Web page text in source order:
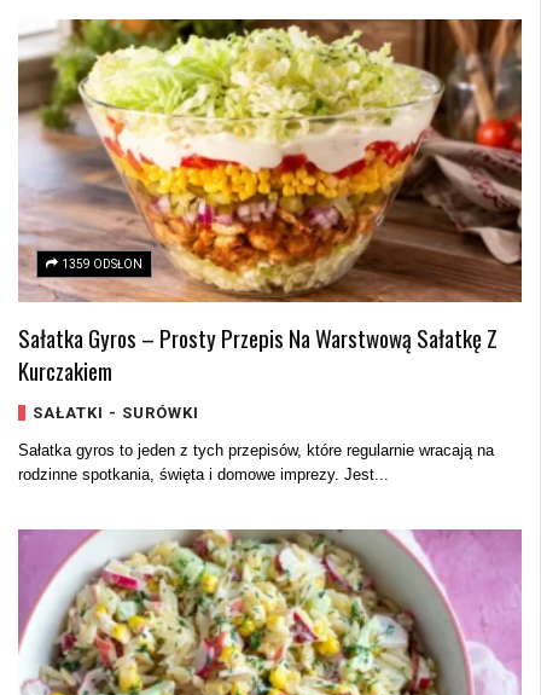
1359 ODSŁON
Sałatka Gyros – Prosty Przepis Na Warstwową Sałatkę Z
Kurczakiem
SAŁATKI - SURÓWKI
Sałatka gyros to jeden z tych przepisów, które regularnie wracają na
rodzinne spotkania, święta i domowe imprezy. Jest...